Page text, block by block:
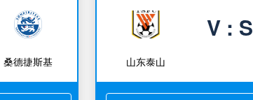
桑德捷斯基 山东泰山
V : S